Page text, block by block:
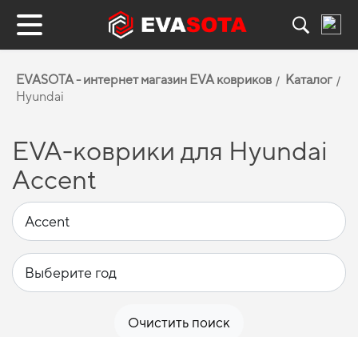
EVASOTA - интернет магазин EVA ковриков
Каталог
Hyundai
EVA-коврики для Hyundai
Accent
Очистить поиск